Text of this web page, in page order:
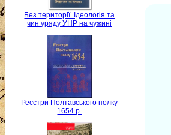
Без території. Ідеологія та
чин уряду УНР на чужині
Реєстри Полтавського полку
1654 р.